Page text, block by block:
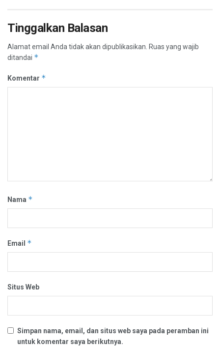
Tinggalkan Balasan
Alamat email Anda tidak akan dipublikasikan. Ruas yang wajib
ditandai *
Komentar *
Nama *
Email *
Situs Web
Simpan nama, email, dan situs web saya pada peramban ini
untuk komentar saya berikutnya.